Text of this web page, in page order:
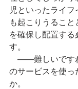
児といったライ
も起こりうるこ
を確保し配置する
す。
――難しいです
のサービスを使っ
か。